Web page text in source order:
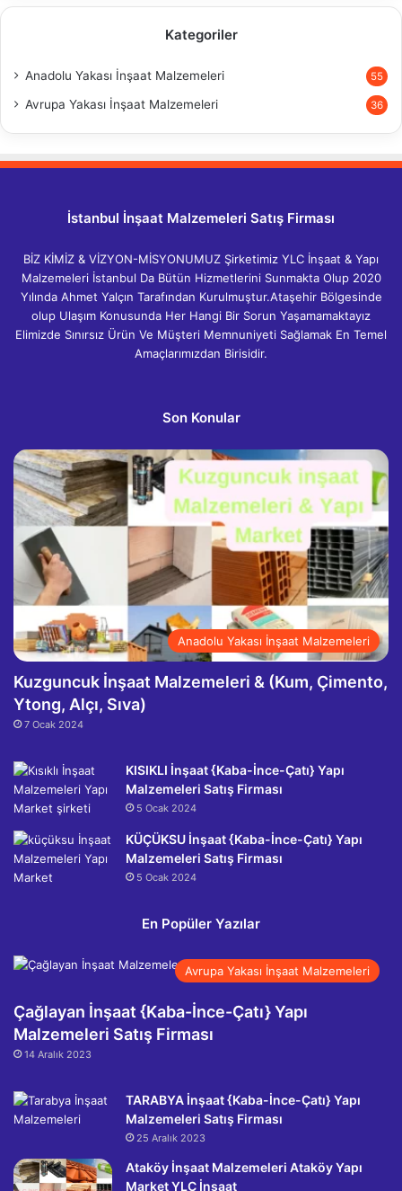
Kategoriler
Anadolu Yakası İnşaat Malzemeleri 55
Avrupa Yakası İnşaat Malzemeleri 36
İstanbul İnşaat Malzemeleri Satış Firması
BİZ KİMİZ & VİZYON-MİSYONUMUZ Şirketimiz YLC İnşaat & Yapı
Malzemeleri İstanbul Da Bütün Hizmetlerini Sunmakta Olup 2020
Yılında Ahmet Yalçın Tarafından Kurulmuştur.Ataşehir Bölgesinde
olup Ulaşım Konusunda Her Hangi Bir Sorun Yaşamamaktayız
Elimizde Sınırsız Ürün Ve Müşteri Memnuniyeti Sağlamak En Temel
Amaçlarımızdan Birisidir.
Son Konular
Anadolu Yakası İnşaat Malzemeleri
Kuzguncuk İnşaat Malzemeleri & (Kum, Çimento,
Ytong, Alçı, Sıva)
7 Ocak 2024
KISIKLI İnşaat {Kaba-İnce-Çatı} Yapı
Malzemeleri Satış Firması
5 Ocak 2024
KÜÇÜKSU İnşaat {Kaba-İnce-Çatı} Yapı
Malzemeleri Satış Firması
5 Ocak 2024
En Popüler Yazılar
Avrupa Yakası İnşaat Malzemeleri
Çağlayan İnşaat {Kaba-İnce-Çatı} Yapı
Malzemeleri Satış Firması
14 Aralık 2023
TARABYA İnşaat {Kaba-İnce-Çatı} Yapı
Malzemeleri Satış Firması
25 Aralık 2023
Ataköy İnşaat Malzemeleri Ataköy Yapı
Market YLC İnşaat